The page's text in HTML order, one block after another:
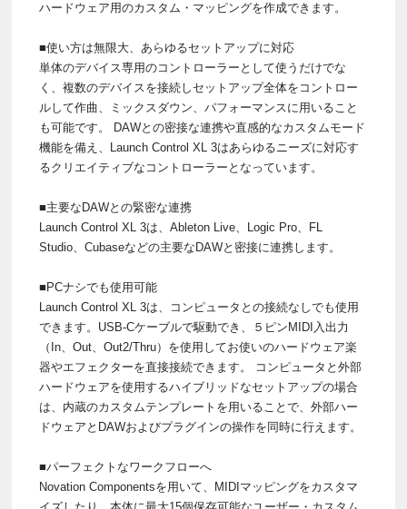
ハードウェア用のカスタム・マッピングを作成できます。
■使い方は無限大、あらゆるセットアップに対応
単体のデバイス専用のコントローラーとして使うだけでな
く、複数のデバイスを接続しセットアップ全体をコントロー
ルして作曲、ミックスダウン、パフォーマンスに用いること
も可能です。 DAWとの密接な連携や直感的なカスタムモード
機能を備え、Launch Control XL 3はあらゆるニーズに対応す
るクリエイティブなコントローラーとなっています。
■主要なDAWとの緊密な連携
Launch Control XL 3は、Ableton Live、Logic Pro、FL
Studio、Cubaseなどの主要なDAWと密接に連携します。
■PCナシでも使用可能
Launch Control XL 3は、コンピュータとの接続なしでも使用
できます。USB-Cケーブルで駆動でき、５ピンMIDI入出力
（In、Out、Out2/Thru）を使用してお使いのハードウェア楽
器やエフェクターを直接接続できます。 コンピュータと外部
ハードウェアを使用するハイブリッドなセットアップの場合
は、内蔵のカスタムテンプレートを用いることで、外部ハー
ドウェアとDAWおよびプラグインの操作を同時に行えます。
■パーフェクトなワークフローへ
Novation Componentsを用いて、MIDIマッピングをカスタマ